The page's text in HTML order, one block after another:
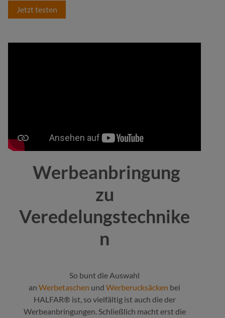
Jetzt testen
Werbeanbringung
zu
Veredelungstechnike
n
So bunt die Auswahl
an Werbetaschen und Werberucksäcken bei
HALFAR® ist, so vielfältig ist auch die der
Werbeanbringungen. Schließlich macht erst die